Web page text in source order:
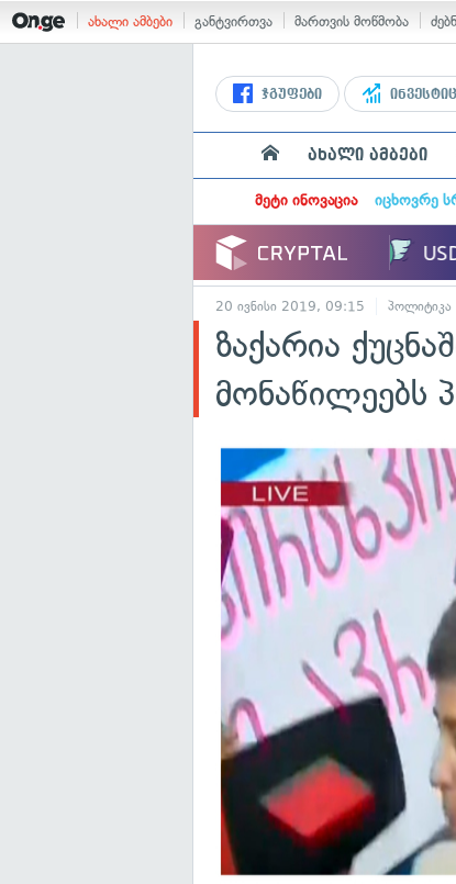
ახალი ამბები განტვირთვა მართვის მოწმობა
ჯგუფები
ახალი ამბები
მეტი ინოვაცია იცხოვრე
20 ივნისი 2019, 09:15 პოლიტიკა
ზაქარია
მონაწილეებს